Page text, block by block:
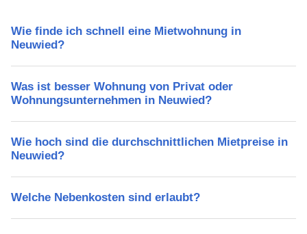
Wie finde ich schnell eine Mietwohnung in
Neuwied?
Was ist besser Wohnung von Privat oder
Wohnungsunternehmen in Neuwied?
Wie hoch sind die durchschnittlichen Mietpreise in
Neuwied?
Welche Nebenkosten sind erlaubt?